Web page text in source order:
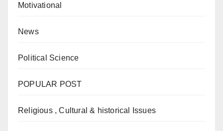
Motivational
News
Political Science
POPULAR POST
Religious , Cultural & historical Issues